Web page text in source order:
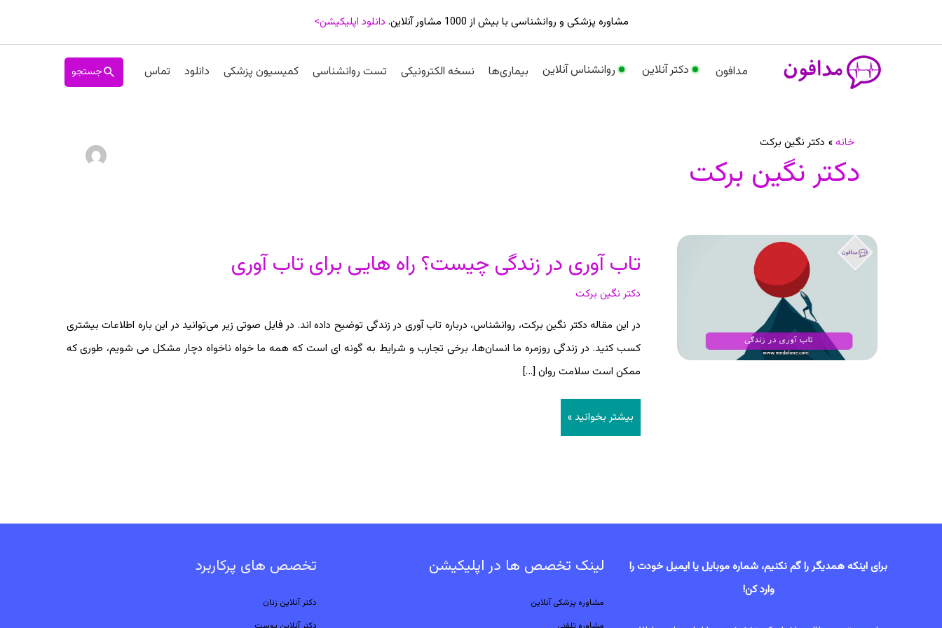
مشاوره پزشکی و روانشناسی با بیش از 1000 مشاور آنلاین. دانلود اپلیکیشن>
مدافون دکتر آنلاین روانشناس آنلاین بیماری‌ها نسخه الکترونیکی تست روانشناسی کمیسیون پزشکی دانلود تماس جستجو
خانه دکتر نگین برکت
دکتر نگین برکت
تاب آوری در زندگی چیست؟ راه هایی برای تاب آوری
دکتر نگین برکت
در این مقاله دکتر نگین برکت، روانشناس، درباره تاب آوری در زندگی توضیح داده اند. در فایل صوتی زیر می‌توانید در این باره اطلاعات بیشتری
کسب کنید. در زندگی روزمره ما انسان‌ها، برخی تجارب و شرایط به گونه ای است که همه ما خواه ناخواه دچار مشکل می شویم، طوری که
ممکن است سلامت روان […]
آوری
در
بیشتر بخوانید »
برای اینکه همدیگر را گم نکنیم، شماره موبایل یا ایمیل خودت را
وارد کن!
لینک تخصص ها در اپلیکیشن
مشاوره پزشکی آنلاین
تخصص های پرکاربرد
دکتر آنلاین زنان